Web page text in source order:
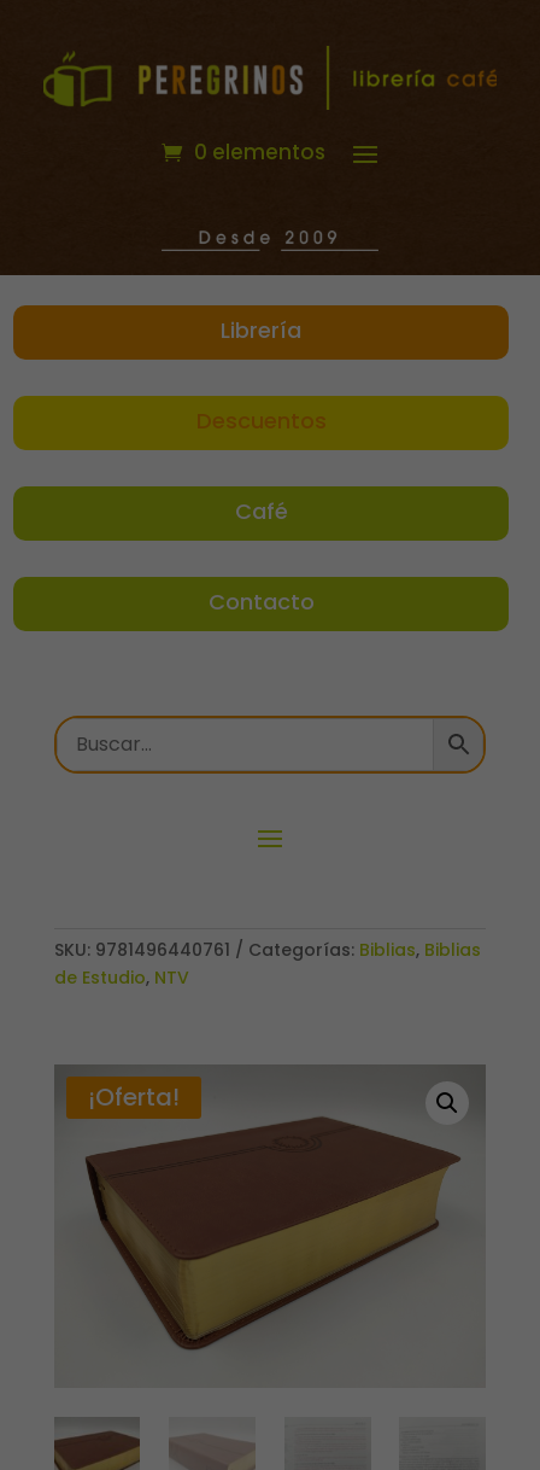
0 elementos
Librería
Descuentos
Café
Contacto
SKU: 9781496440761 Categorías: Biblias, Biblias
de Estudio, NTV
¡Oferta!